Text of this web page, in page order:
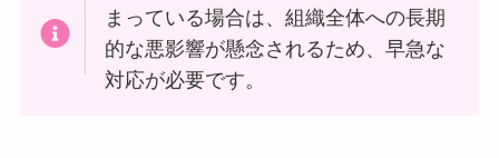
まっている場合は、組織全体への長期
的な悪影響が懸念されるため、早急な
対応が必要です。